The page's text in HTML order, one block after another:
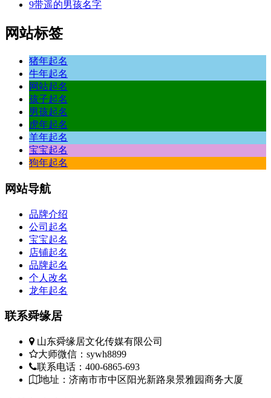
9带遥的男孩名字
网站标签
猪年起名
牛年起名
网站起名
孩子起名
男孩起名
虎年起名
羊年起名
宝宝起名
狗年起名
网站导航
品牌介绍
公司起名
宝宝起名
店铺起名
品牌起名
个人改名
龙年起名
联系舜缘居
山东舜缘居文化传媒有限公司
大师微信：sywh8899
联系电话：400-6865-693
地址：济南市市中区阳光新路泉景雅园商务大厦